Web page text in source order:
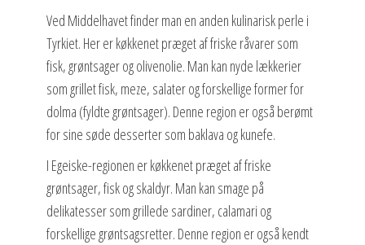
Ved Middelhavet finder man en anden kulinarisk perle i
Tyrkiet. Her er køkkenet præget af friske råvarer som
fisk, grøntsager og olivenolie. Man kan nyde lækkerier
som grillet fisk, meze, salater og forskellige former for
dolma (fyldte grøntsager). Denne region er også berømt
for sine søde desserter som baklava og kunefe.
I Egeiske-regionen er køkkenet præget af friske
grøntsager, fisk og skaldyr. Man kan smage på
delikatesser som grillede sardiner, calamari og
forskellige grøntsagsretter. Denne region er også kendt